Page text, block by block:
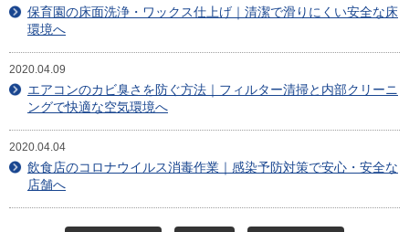
会社概要
保育園の床面洗浄・ワックス仕上げ｜清潔で滑りにくい安全な床
環境へ
2020.04.09
エアコンのカビ臭さを防ぐ方法｜フィルター清掃と内部クリーニ
ングで快適な空気環境へ
2020.04.04
飲食店のコロナウイルス消毒作業｜感染予防対策で安心・安全な
店舗へ